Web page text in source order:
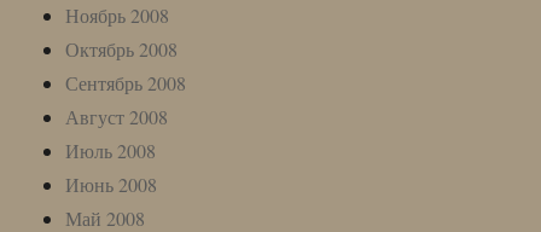
Ноябрь 2008
Октябрь 2008
Сентябрь 2008
Август 2008
Июль 2008
Июнь 2008
Май 2008